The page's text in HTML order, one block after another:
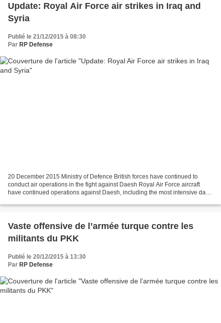
Update: Royal Air Force air strikes in Iraq and
Syria
Publié le 21/12/2015 à 08:30
Par RP Defense
20 December 2015 Ministry of Defence British forces have continued to
conduct air operations in the fight against Daesh Royal Air Force aircraft
have continued operations against Daesh, including the most intensive day
Vaste offensive de l’armée turque contre les
militants du PKK
Publié le 20/12/2015 à 13:30
Par RP Defense